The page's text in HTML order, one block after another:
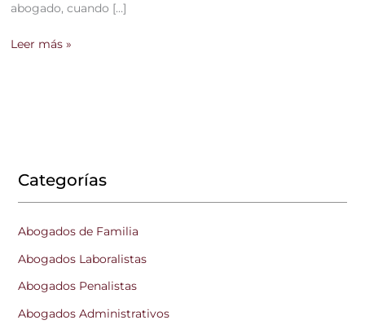
abogado, cuando […]
Abogados
Leer más »
Categorías
Abogados de Familia
Abogados Laboralistas
Abogados Penalistas
Abogados Administrativos